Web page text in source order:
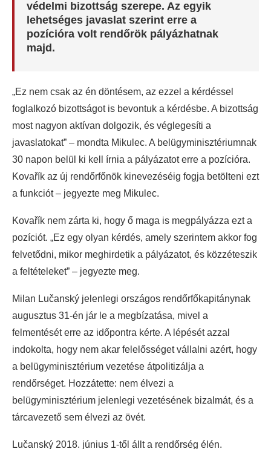
védelmi bizottság szerepe. Az egyik
lehetséges javaslat szerint erre a
pozícióra volt rendőrök pályázhatnak
majd.
„Ez nem csak az én döntésem, az ezzel a kérdéssel
foglalkozó bizottságot is bevontuk a kérdésbe. A bizottság
most nagyon aktívan dolgozik, és véglegesíti a
javaslatokat” – mondta Mikulec. A belügyminisztériumnak
30 napon belül ki kell írnia a pályázatot erre a pozícióra.
Kovařík az új rendőrfőnök kinevezéséig fogja betölteni ezt
a funkciót – jegyezte meg Mikulec.
Kovařík nem zárta ki, hogy ő maga is megpályázza ezt a
pozíciót. „Ez egy olyan kérdés, amely szerintem akkor fog
felvetődni, mikor meghirdetik a pályázatot, és közzéteszik
a feltételeket” – jegyezte meg.
Milan Lučanský jelenlegi országos rendőrfőkapitánynak
augusztus 31-én jár le a megbízatása, mivel a
felmentését erre az időpontra kérte. A lépését azzal
indokolta, hogy nem akar felelősséget vállalni azért, hogy
a belügyminisztérium vezetése átpolitizálja a
rendőrséget. Hozzátette: nem élvezi a
belügyminisztérium jelenlegi vezetésének bizalmát, és a
tárcavezető sem élvezi az övét.
Lučanský 2018. június 1-től állt a rendőrség élén.